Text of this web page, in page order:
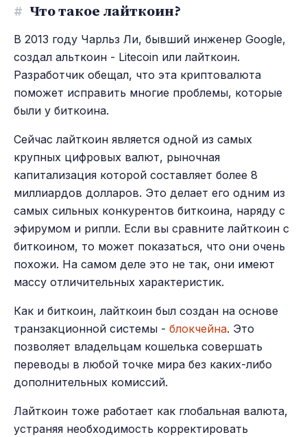
# Что такое лайткоин?
В 2013 году Чарльз Ли, бывший инженер Google,
создал альткоин - Litecoin или лайткоин.
Разработчик обещал, что эта криптовалюта
поможет исправить многие проблемы, которые
были у биткоина.
Сейчас лайткоин является одной из самых
крупных цифровых валют, рыночная
капитализация которой составляет более 8
миллиардов долларов. Это делает его одним из
самых сильных конкурентов биткоина, наряду с
эфирумом и рипли. Если вы сравните лайткоин с
биткоином, то может показаться, что они очень
похожи. На самом деле это не так, они имеют
массу отличительных характеристик.
Как и биткоин, лайткоин был создан на основе
транзакционной системы - блокчейна. Это
позволяет владельцам кошелька совершать
переводы в любой точке мира без каких-либо
дополнительных комиссий.
Лайткоин тоже работает как глобальная валюта,
устраняя необходимость корректировать